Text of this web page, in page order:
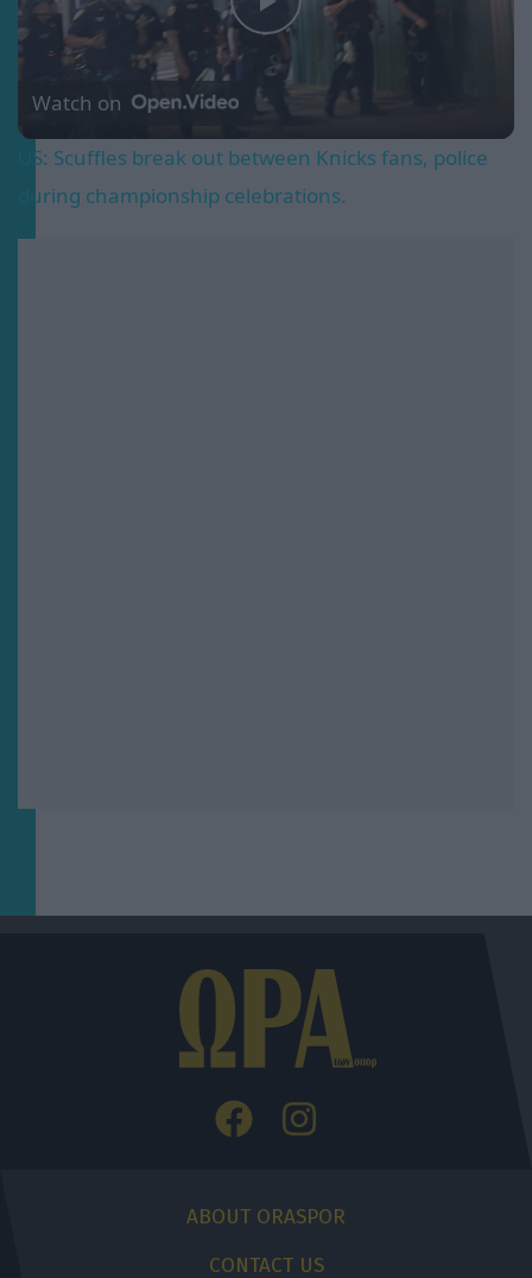
Play
Video
Watch on
US: Scuffles break out between Knicks fans, police
during championship celebrations.
ABOUT ORASPOR
CONTACT US